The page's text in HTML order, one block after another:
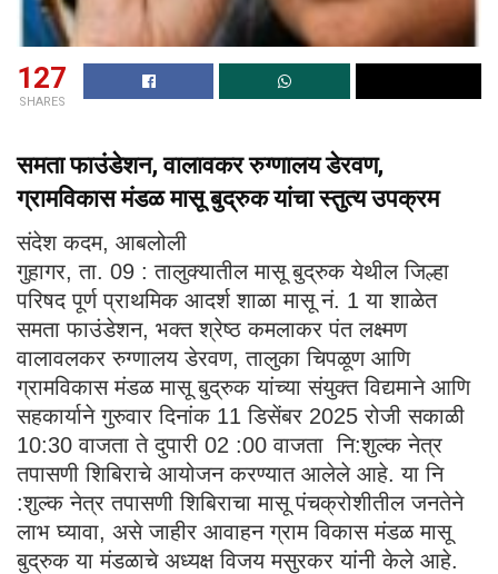
127
SHARES
समता फाउंडेशन, वालावकर रुग्णालय डेरवण,
ग्रामविकास मंडळ मासू बुद्रुक यांचा स्तुत्य उपक्रम
संदेश कदम, आबलोली
गुहागर, ता. 09 : तालुक्यातील मासू बुद्रुक येथील जिल्हा
परिषद पूर्ण प्राथमिक आदर्श शाळा मासू नं. 1 या शाळेत
समता फाउंडेशन, भक्त श्रेष्ठ कमलाकर पंत लक्ष्मण
वालावलकर रुग्णालय डेरवण, तालुका चिपळूण आणि
ग्रामविकास मंडळ मासू बुद्रुक यांच्या संयुक्त विद्यमाने आणि
सहकार्याने गुरुवार दिनांक 11 डिसेंबर 2025 रोजी सकाळी
10:30 वाजता ते दुपारी 02 :00 वाजता नि:शुल्क नेत्र
तपासणी शिबिराचे आयोजन करण्यात आलेले आहे. या नि
:शुल्क नेत्र तपासणी शिबिराचा मासू पंचक्रोशीतील जनतेने
लाभ घ्यावा, असे जाहीर आवाहन ग्राम विकास मंडळ मासू
बुद्रुक या मंडळाचे अध्यक्ष विजय मसुरकर यांनी केले आहे.